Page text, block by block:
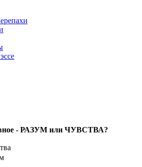
- РАЗУМ или ЧУВСТВА?